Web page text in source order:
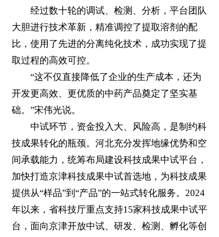
经过数十轮的调试、检测、分析，平台团队
大胆进行技术革新，精准调控了提取溶剂的配
比，使用了先进的分离纯化技术，成功实现了提
取过程的高效可控。
“这不仅直接降低了企业的生产成本，还为
开发更高效、更优质的中药产品奠定了坚实基
础。”宋伟光说。
中试环节，资金投入大、风险高，是制约科
技成果转化的瓶颈。河北充分发挥地缘优势和空
间承载能力，统筹布局建设科技成果中试平台，
加快打造京津科技成果中试首选地，为科技成果
提供从“样品”到“产品”的一站式转化服务。2024
年以来，省科技厅重点支持15家科技成果中试平
台，面向京津开放中试、研发、检测、孵化等创